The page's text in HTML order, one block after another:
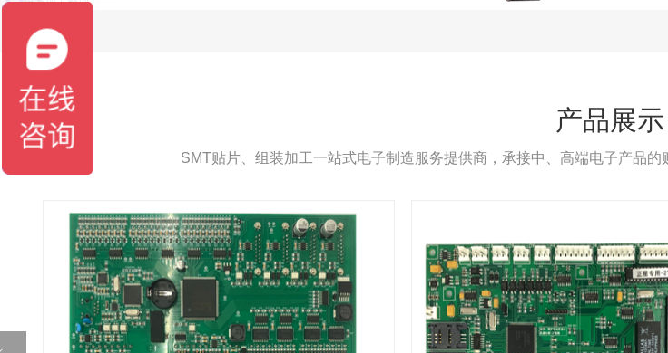
产品展示
SMT贴片、组装加工一站式电子制造服务提供商，承接中、高端电子产品